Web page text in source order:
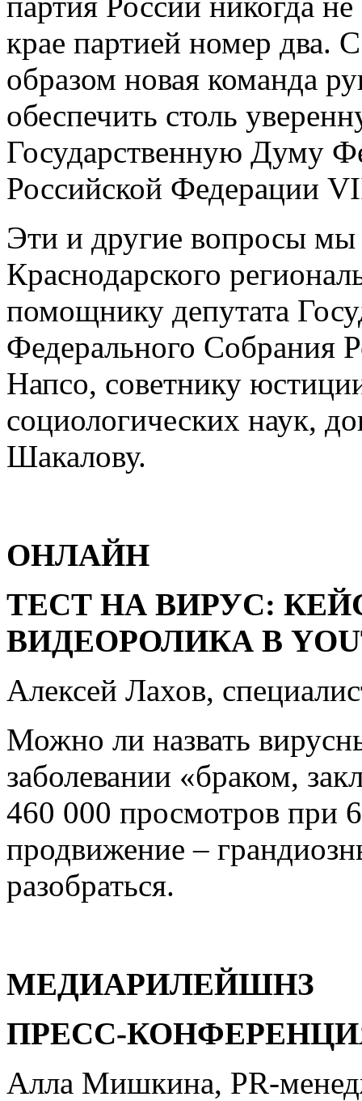
крае партией номер два.
образом новая команда
обеспечить столь
Государственную Думу
Российской Федерации
Эти и другие вопросы мы
Краснодарского
помощнику депутата
Федерального Собрания
Напсо, советнику
социологических наук,
Шакалову.
ОНЛАЙН
ТЕСТ НА ВИРУС:
ВИДЕОРОЛИКА В
Алексей Лахов,
Можно ли назвать
заболевании «браком,
460 000 просмотров при
продвижение –
разобраться.
МЕДИАРИЛЕЙШНЗ
ПРЕСС-
Алла Мишкина, PR-